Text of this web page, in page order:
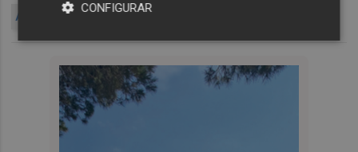
ACUSADOS
CONFIGURAR